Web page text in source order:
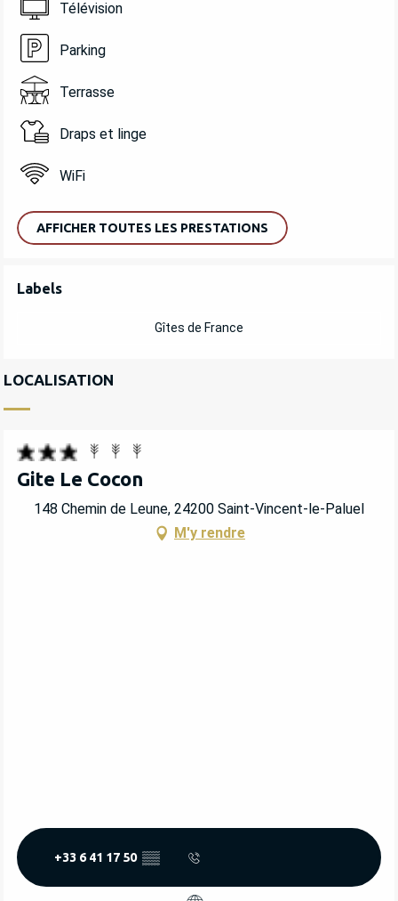
Télévision
Parking
Terrasse
Draps et linge
WiFi
AFFICHER TOUTES LES PRESTATIONS
OFFRES DE PRESTATIONS
Labels
Labels
Gîtes de France
LOCALISATION
Gite Le Cocon
148 Chemin de Leune, 24200 Saint-Vincent-le-Paluel
M'y rendre
+33 6 41 17 50 ▒▒